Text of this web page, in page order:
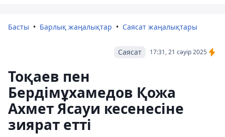
Басты Барлық жаңалықтар Саясат жаңалықтары
17:31, 21 сәуір 2025
Саясат
Тоқаев пен
Бердімұхамедов Қожа
Ахмет Ясауи кесенесіне
зиярат етті